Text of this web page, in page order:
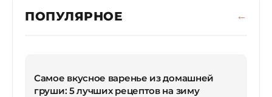
ПОПУЛЯРНОЕ
Самое вкусное варенье из домашней
груши: 5 лучших рецептов на зиму